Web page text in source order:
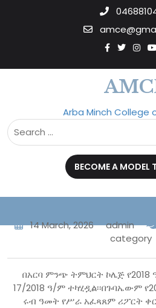
Arba Minch College
BECOME A MODEL
14 March, 2026 admin
category
በአርባ ምንጭ ትምህርት ኮሌጅ
17/2018 ዓ/ም ተካሂዷል፡፡በጉባኤውም
ሩብ ዓመት የሥራ አፈጻጸም ሪፖርት